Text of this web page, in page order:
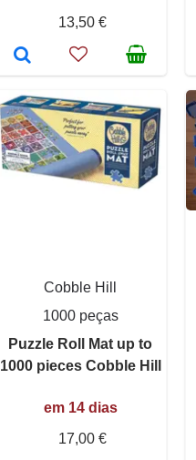
13,50 €
Cobble Hill
1000 peças
Puzzle Roll Mat up to
1000 pieces Cobble Hill
em 14 dias
17,00 €